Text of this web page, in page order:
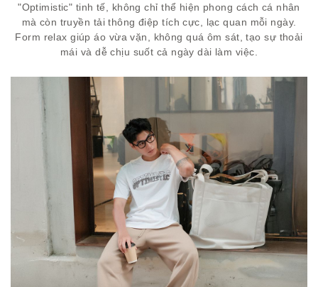
"Optimistic" tinh tế, không chỉ thể hiện phong cách cá nhân
mà còn truyền tải thông điệp tích cực, lạc quan mỗi ngày.
Form relax giúp áo vừa vặn, không quá ôm sát, tạo sự thoải
mái và dễ chịu suốt cả ngày dài làm việc.